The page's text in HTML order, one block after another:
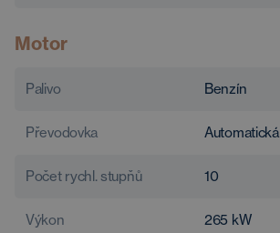
Motor
Palivo Benzín
Převodovka Automatická
Počet rychl. stupňů 10
Výkon 265 kW